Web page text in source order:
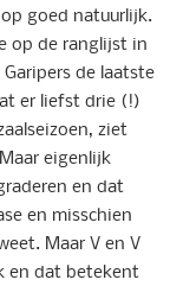
goed natuurlijk.
op de ranglijst in
de laatste
er liefst drie (!)
ziet
eigenlijk
en dat
en misschien
Maar V en V
en dat betekent